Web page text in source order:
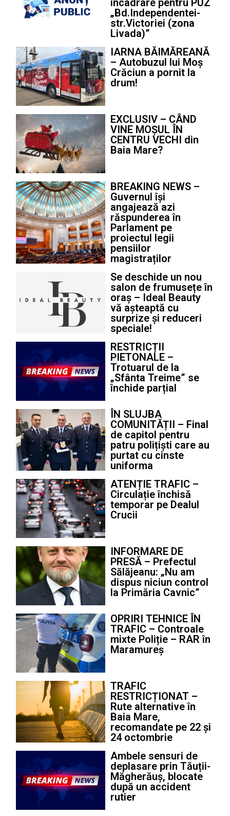
încadrare pentru PUZ
„Bd.Independentei-
str.Victoriei (zona
Livada)”
IARNA BĂIMĂREANĂ
– Autobuzul lui Moș
Crăciun a pornit la
drum!
EXCLUSIV – CÂND
VINE MOȘUL ÎN
CENTRU VECHI din
Baia Mare?
BREAKING NEWS –
Guvernul își
angajează azi
răspunderea în
Parlament pe
proiectul legii
pensiilor
magistraților
Se deschide un nou
salon de frumusețe în
oraș – Ideal Beauty
vă așteaptă cu
surprize și reduceri
speciale!
RESTRICȚII
PIETONALE –
Trotuarul de la
„Sfânta Treime” se
închide parțial
ÎN SLUJBA
COMUNITĂȚII – Final
de capitol pentru
patru polițiști care au
purtat cu cinste
uniforma
ATENȚIE TRAFIC –
Circulație închisă
temporar pe Dealul
Crucii
INFORMARE DE
PRESĂ – Prefectul
Sălăjeanu: „Nu am
dispus niciun control
la Primăria Cavnic”
OPRIRI TEHNICE ÎN
TRAFIC – Controale
mixte Poliție – RAR în
Maramureș
TRAFIC
RESTRICȚIONAT –
Rute alternative în
Baia Mare,
recomandate pe 22 și
24 octombrie
Ambele sensuri de
deplasare prin Tăuții-
Măgherăuș, blocate
după un accident
rutier